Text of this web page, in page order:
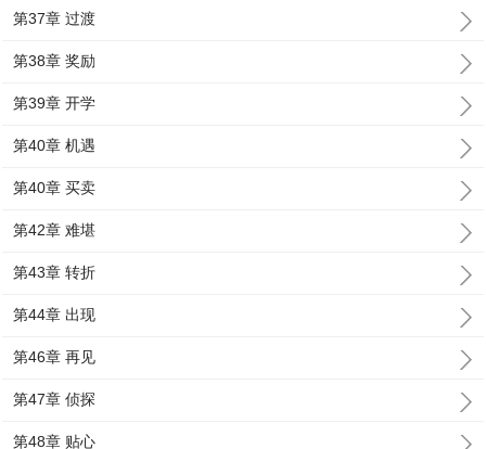
第37章 过渡
第38章 奖励
第39章 开学
第40章 机遇
第40章 买卖
第42章 难堪
第43章 转折
第44章 出现
第46章 再见
第47章 侦探
第48章 贴心